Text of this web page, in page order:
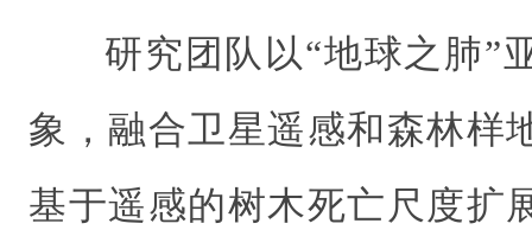
研究团队以“地球之肺”
象，融合卫星遥感和森林样
基于遥感的树木死亡尺度扩